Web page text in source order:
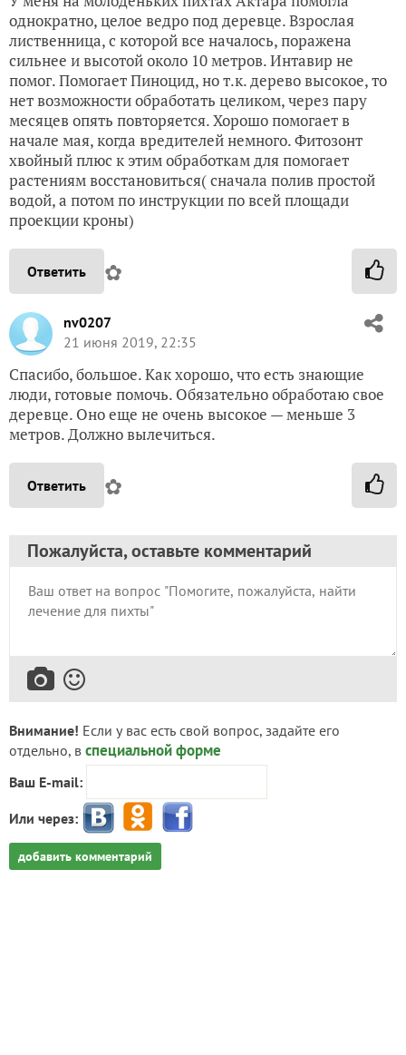
однократно, целое ведро под деревце. Взрослая
лиственница, с которой все началось, поражена
сильнее и высотой около 10 метров. Интавир не
помог. Помогает Пиноцид, но т.к. дерево высокое, то
нет возможности обработать целиком, через пару
месяцев опять повторяется. Хорошо помогает в
начале мая, когда вредителей немного. Фитозонт
хвойный плюс к этим обработкам для помогает
растениям восстановиться( сначала полив простой
водой, а потом по инструкции по всей площади
проекции кроны)
Ответить ✿
nv0207
21 июня 2019, 22:35
Спасибо, большое. Как хорошо, что есть знающие
люди, готовые помочь. Обязательно обработаю свое
деревце. Оно еще не очень высокое — меньше 3
метров. Должно вылечиться.
Ответить ✿
Пожалуйста, оставьте комментарий
Внимание! Если у вас есть свой вопрос, задайте его
отдельно, в специальной форме
Ваш E-mail:
Или через:
добавить комментарий